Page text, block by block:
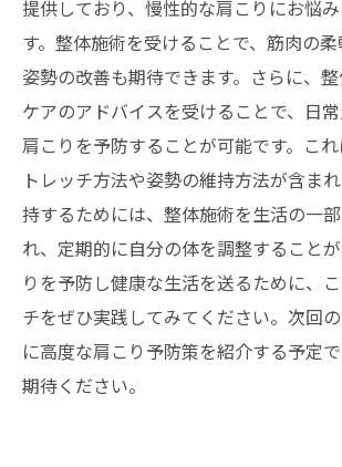
提供しており、慢性的な肩こりにお悩
す。整体施術を受けることで、筋肉の柔
姿勢の改善も期待できます。さらに、
ケアのアドバイスを受けることで、日
肩こりを予防することが可能です。こ
トレッチ方法や姿勢の維持方法が含ま
持するためには、整体施術を生活の一
れ、定期的に自分の体を調整すること
りを予防し健康な生活を送るために、
チをぜひ実践してみてください。次回
に高度な肩こり予防策を紹介する予定
期待ください。